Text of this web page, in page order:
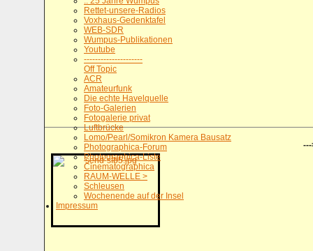
Rettet-unsere-Radios
Voxhaus-Gedenktafel
WEB-SDR
Wumpus-Publikationen
Youtube
---------------------
Off Topic
ACR
Amateurfunk
Die echte Havelquelle
Foto-Galerien
Fotogalerie privat
Luftbrücke
Lomo/Pearl/Somikron Kamera Bausatz
Photographica-Forum
Photographica-Liste
Cinematographica
RAUM-WELLE >
Schleusen
Wochenende auf der Insel
Impressum
---